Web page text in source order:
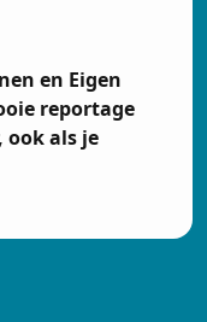
en Eigen
reportage
als je